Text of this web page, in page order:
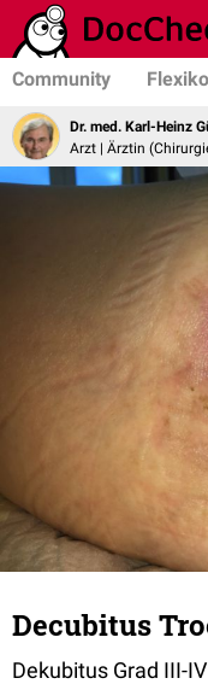
Community
Dr. med. Karl-Heinz
Arzt | Ärztin
Decubitus
Dekubitus Grad III-